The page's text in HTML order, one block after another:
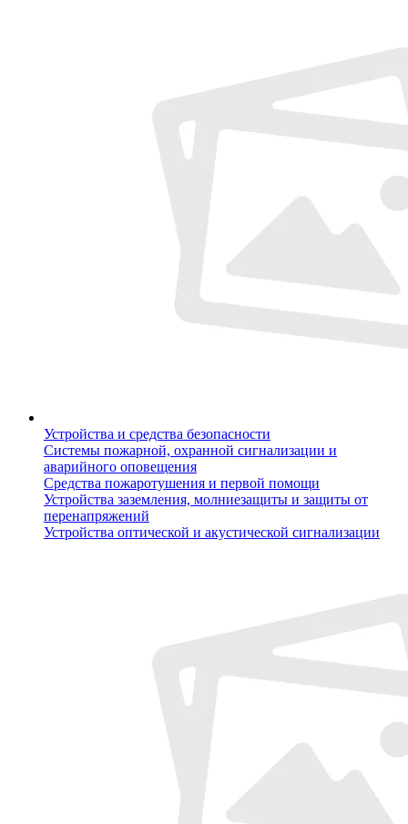
Устройства и средства безопасности
Системы пожарной, охранной сигнализации и
аварийного оповещения
Средства пожаротушения и первой помощи
Устройства заземления, молниезащиты и защиты от
перенапряжений
Устройства оптической и акустической сигнализации